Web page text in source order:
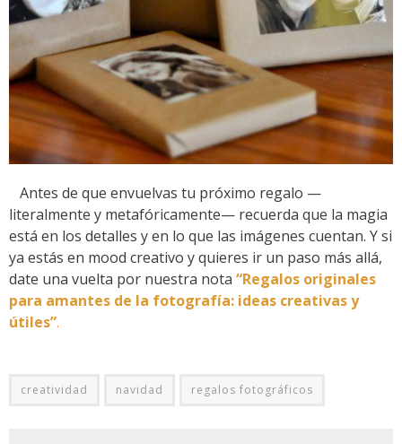
Antes de que envuelvas tu próximo regalo —
literalmente y metafóricamente— recuerda que la magia
está en los detalles y en lo que las imágenes cuentan. Y si
ya estás en mood creativo y quieres ir un paso más allá,
date una vuelta por nuestra nota “Regalos originales
para amantes de la fotografía: ideas creativas y
útiles”.
creatividad navidad regalos fotográficos